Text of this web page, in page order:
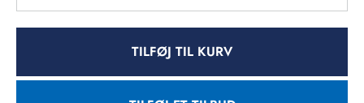
TILFØJ TIL KURV